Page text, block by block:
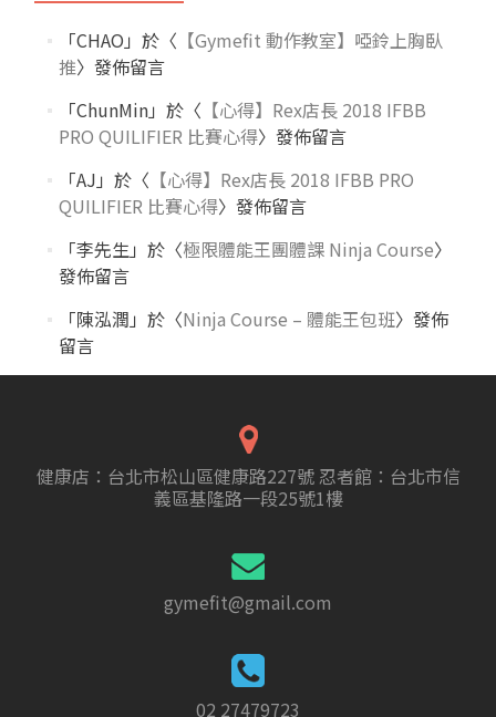
「CHAO 」於〈 【Gymefit 動作教室】啞鈴上胸臥
推〉發佈留言
「ChunMin」於〈 【心得】Rex店長 2018 IFBB
PRO QUILIFIER 比賽心得〉發佈留言
「AJ 」於〈 【心得】Rex店長 2018 IFBB PRO
QUILIFIER 比賽心得〉發佈留言
「李先生 」於〈極限體能王團體課 Ninja Course〉
發佈留言
「陳泓潤 」於〈Ninja Course – 體能王包班〉發佈
留言
健康店：台北市松山區健康路227號 忍者館：台北市信
義區基隆路一段25號1樓
gymefit@gmail.com
02 27479723